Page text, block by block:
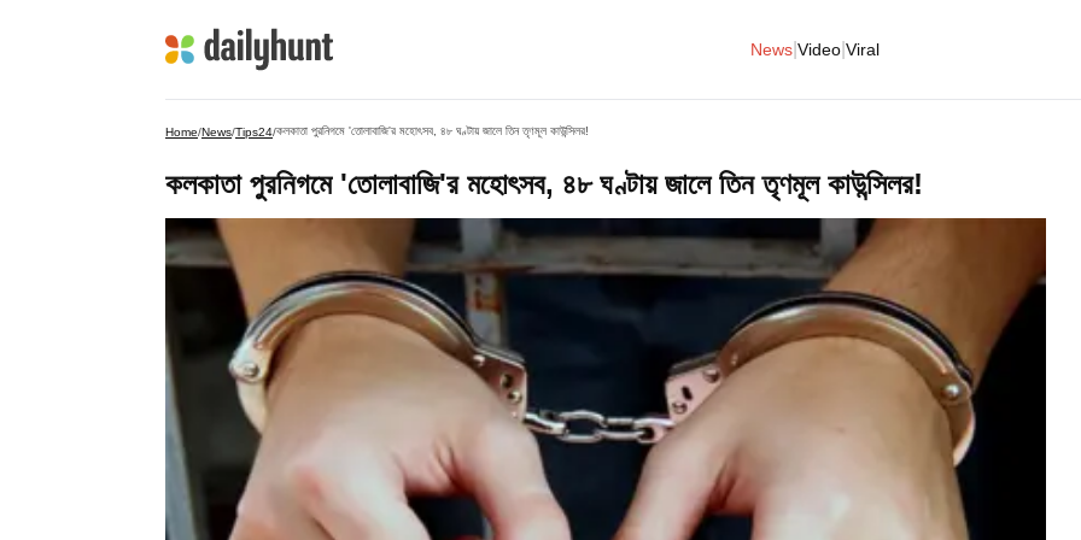
News Video Viral
Home/News/Tips24/কলকাতা পুরনিগমে 'তোলাবাজি'র মহোৎসব, ৪৮ ঘণ্টায় জালে তিন তৃণমূল কাউন্সিলর!
কলকাতা পুরনিগমে 'তোলাবাজি'র মহোৎসব, ৪৮ ঘণ্টায় জালে তিন তৃণমূল কাউন্সিলর!